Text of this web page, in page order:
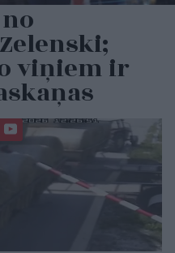
viņiem ir